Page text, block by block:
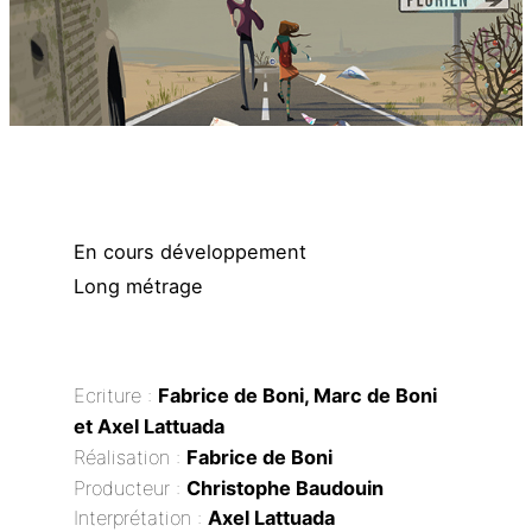
En cours développement
Long métrage
Ecriture : Fabrice de Boni, Marc de Boni
et Axel Lattuada
Réalisation : Fabrice de Boni
Producteur :Christophe Baudouin
Interprétation :Axel Lattuada